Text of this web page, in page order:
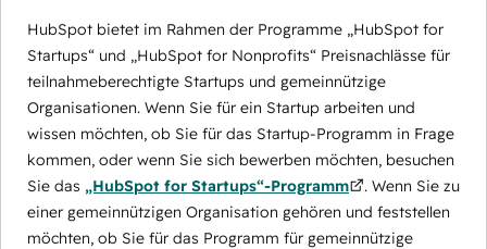
HubSpot bietet im Rahmen der Programme „HubSpot for
Startups“ und „HubSpot for Nonprofits“ Preisnachlässe für
teilnahmeberechtigte Startups und gemeinnützige
Organisationen. Wenn Sie für ein Startup arbeiten und
wissen möchten, ob Sie für das Startup-Programm in Frage
kommen, oder wenn Sie sich bewerben möchten, besuchen
Sie das „HubSpot for Startups“-Programm
. Wenn Sie zu
einer gemeinnützigen Organisation gehören und feststellen
möchten, ob Sie für das Programm für gemeinnützige